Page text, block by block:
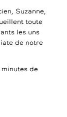
Suzanne,
toute
les uns
de notre
minutes de